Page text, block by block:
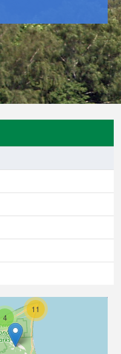
11
4